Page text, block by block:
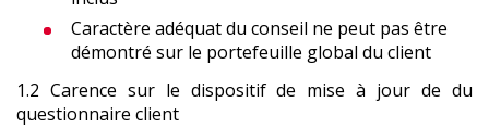
Caractère adéquat du conseil ne peut pas être
démontré sur le portefeuille global du client
1.2 Carence sur le dispositif de mise à jour de du
questionnaire client